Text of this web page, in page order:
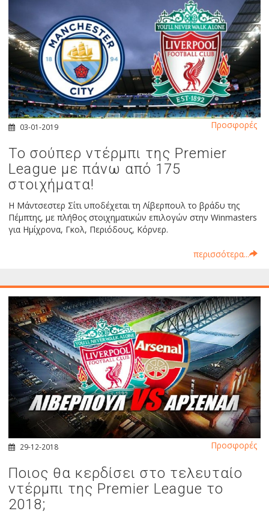
03-01-2019
Το σούπερ ντέρμπι της Premier
League με πάνω από 175
στοιχήματα!
Η Μάντσεστερ Σίτι υποδέχεται τη Λίβερπουλ το βράδυ της
Πέμπτης, με πλήθος στοιχηματικών επιλογών στην Winmasters
για Ημίχρονα, Γκολ, Περιόδους, Κόρνερ.
περισσότερα...
Προσφορές
29-12-2018
Ποιος θα κερδίσει στο τελευταίο
ντέρμπι της Premier League το
2018;
Προσφορές